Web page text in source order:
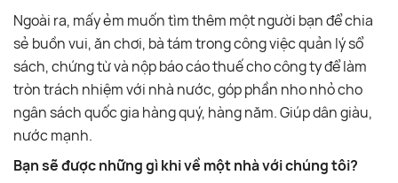
Ngoài ra, mấy ẻm muốn tìm thêm một người bạn để chia
sẻ buồn vui, ăn chơi, bà tám trong công việc quản lý sổ
sách, chứng từ và nộp báo cáo thuế cho công ty để làm
tròn trách nhiệm với nhà nước, góp phần nho nhỏ cho
ngân sách quốc gia hàng quý, hàng năm. Giúp dân giàu,
nước mạnh.
Bạn sẽ được những gì khi về một nhà với chúng tôi?